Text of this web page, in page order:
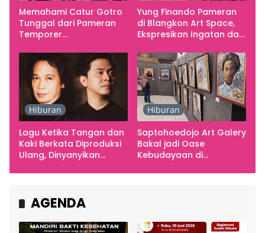
Memahami Catur Gotro
Tunggal dari Pameran
Temporer
Yung Finando Pameran
di Blangkon Art Space,
Ekspresikan Ingatan dan
Hiburan
Lagu Ketika Tangan dan
Kaki Berkata Diproduksi
Ulang, Dinyanyikan
Hiburan
Saptohoedojo Art Galery
Bakal jadi Oase
Kebudayaan di
AGENDA